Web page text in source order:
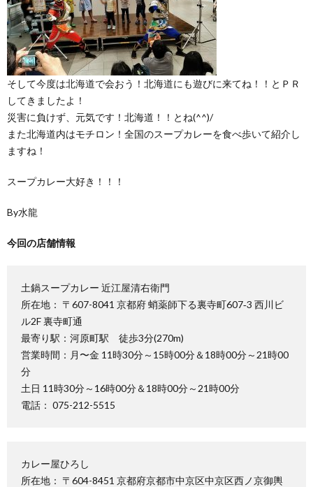
そして今度は北海道で会おう！北海道にも遊びに来てね！！とＰＲ
してきましたよ！
災害に負けず、元気です！北海道！！とね(^^)/
また北海道内はモチロン！全国のスープカレーを食べ歩いて紹介し
ますね！
スープカレー大好き！！！
By水龍
今回の店舗情報
土鍋スープカレー 近江屋清右衛門
所在地： 〒607-8041 京都府 蛸薬師下る裏寺町607‐3 西川ビ
ル2F 裏寺町通
最寄り駅：河原町駅 徒歩3分(270m)
営業時間：月〜金 11時30分～15時00分＆18時00分～21時00
分
土日 11時30分～16時00分＆18時00分～21時00分
電話： 075-212-5515
カレー屋ひろし
所在地： 〒604-8451 京都府京都市中京区中京区西ノ京御輿